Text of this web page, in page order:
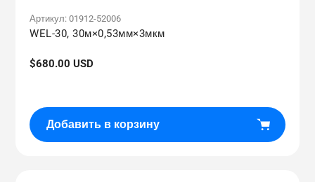
Артикул: 01912-52006
WEL-30, 30м×0,53мм×3мкм
Обычная
$680.00 USD
Добавить в корзину